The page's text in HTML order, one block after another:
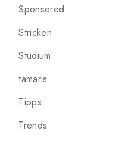
Sponsered
Stricken
Studium
tamaris
Tipps
Trends